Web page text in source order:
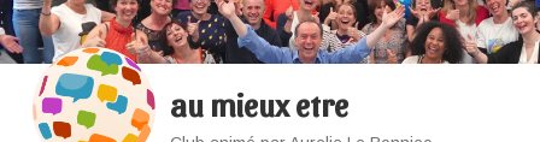
au mieux etre